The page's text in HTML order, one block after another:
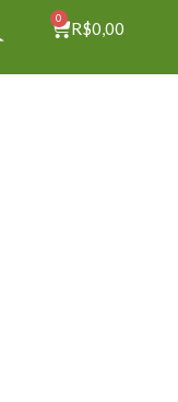
R$0,00
0